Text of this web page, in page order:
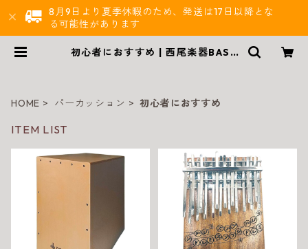
8月9日より夏季休暇のため、発送は17日以降とな
る可能性があります
初心者におすすめ | 西尾楽器BASE
HOME パーカッション 初心者におすすめ
ITEM LIST